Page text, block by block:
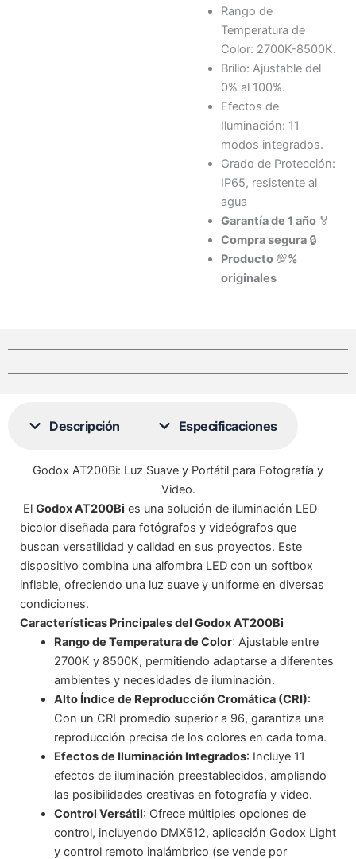
Rango de
Temperatura de
Color: 2700K-8500K.
Brillo: Ajustable del
0% al 100%.
Efectos de
Iluminación: 11
modos integrados.
Grado de Protección:
IP65, resistente al
agua
Garantía de 1 año 🏅
Compra segura 🔒
Producto 💯%
originales
Descripción Especificaciones
Godox AT200Bi: Luz Suave y Portátil para Fotografía y
Video.
El Godox AT200Bi es una solución de iluminación LED
bicolor diseñada para fotógrafos y videógrafos que
buscan versatilidad y calidad en sus proyectos. Este
dispositivo combina una alfombra LED con un softbox
inflable, ofreciendo una luz suave y uniforme en diversas
condiciones.
Características Principales del Godox AT200Bi
Rango de Temperatura de Color: Ajustable entre
2700K y 8500K, permitiendo adaptarse a diferentes
ambientes y necesidades de iluminación.
Alto Índice de Reproducción Cromática (CRI):
Con un CRI promedio superior a 96, garantiza una
reproducción precisa de los colores en cada toma.
Efectos de Iluminación Integrados: Incluye 11
efectos de iluminación preestablecidos, ampliando
las posibilidades creativas en fotografía y video.
Control Versátil: Ofrece múltiples opciones de
control, incluyendo DMX512, aplicación Godox Light
y control remoto inalámbrico (se vende por